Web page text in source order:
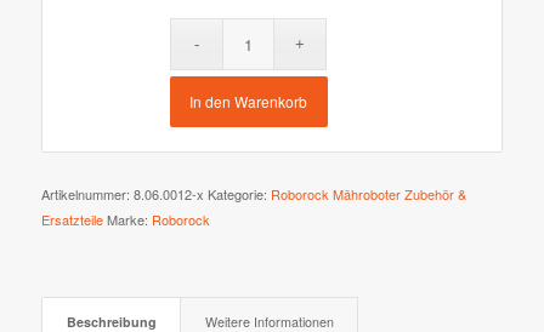
In den Warenkorb
Artikelnummer: 8.06.0012-x Kategorie: Roborock Mähroboter Zubehör &
Ersatzteile Marke: Roborock
Beschreibung Weitere Informationen